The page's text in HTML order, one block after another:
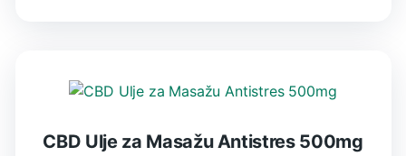
CBD Ulje za Masažu Antistres 500mg